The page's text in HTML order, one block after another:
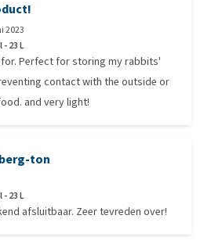
2023
23 L
Perfect for storing my rabbits'
contact with the outside or
and very light!
ton
23 L
afsluitbaar. Zeer tevreden over!